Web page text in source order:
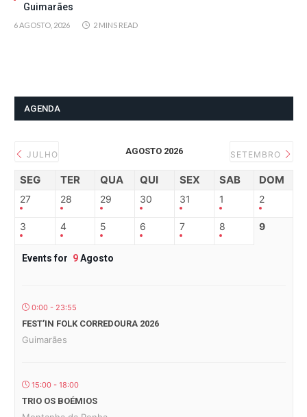
Guimarães
6 AGOSTO, 2026 2 MINS READ
AGENDA
JULHO AGOSTO 2026 SETEMBRO
SEG TER QUA QUI SEX SAB DOM
27 28 29 30 31 1 2
3 4 5 6 7 8 9
Events for 9Agosto
0:00 - 23:55
FEST’IN FOLK CORREDOURA 2026
Guimarães
15:00 - 18:00
TRIO OS BOÉMIOS